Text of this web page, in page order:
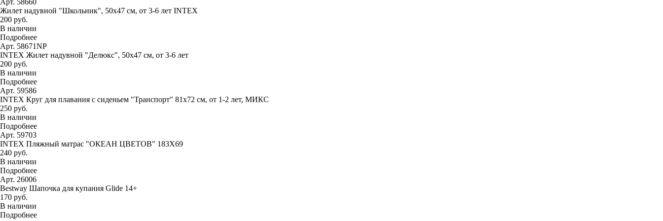
Жилет надувной "Школьник", 50х47 см, от 3-6 лет INTEX
200 руб.
В наличии
Подробнее
Арт. 58671NP
INTEX Жилет надувной "Делюкс", 50х47 см, от 3-6 лет
200 руб.
В наличии
Подробнее
Арт. 59586
INTEX Круг для плавания с сиденьем "Транспорт" 81х72 см, от 1-2 лет, МИКС
250 руб.
В наличии
Подробнее
Арт. 59703
INTEX Пляжный матрас "ОКЕАН ЦВЕТОВ" 183Х69
240 руб.
В наличии
Подробнее
Арт. 26006
Bestway Шапочка для купания Glide 14+
170 руб.
В наличии
Подробнее